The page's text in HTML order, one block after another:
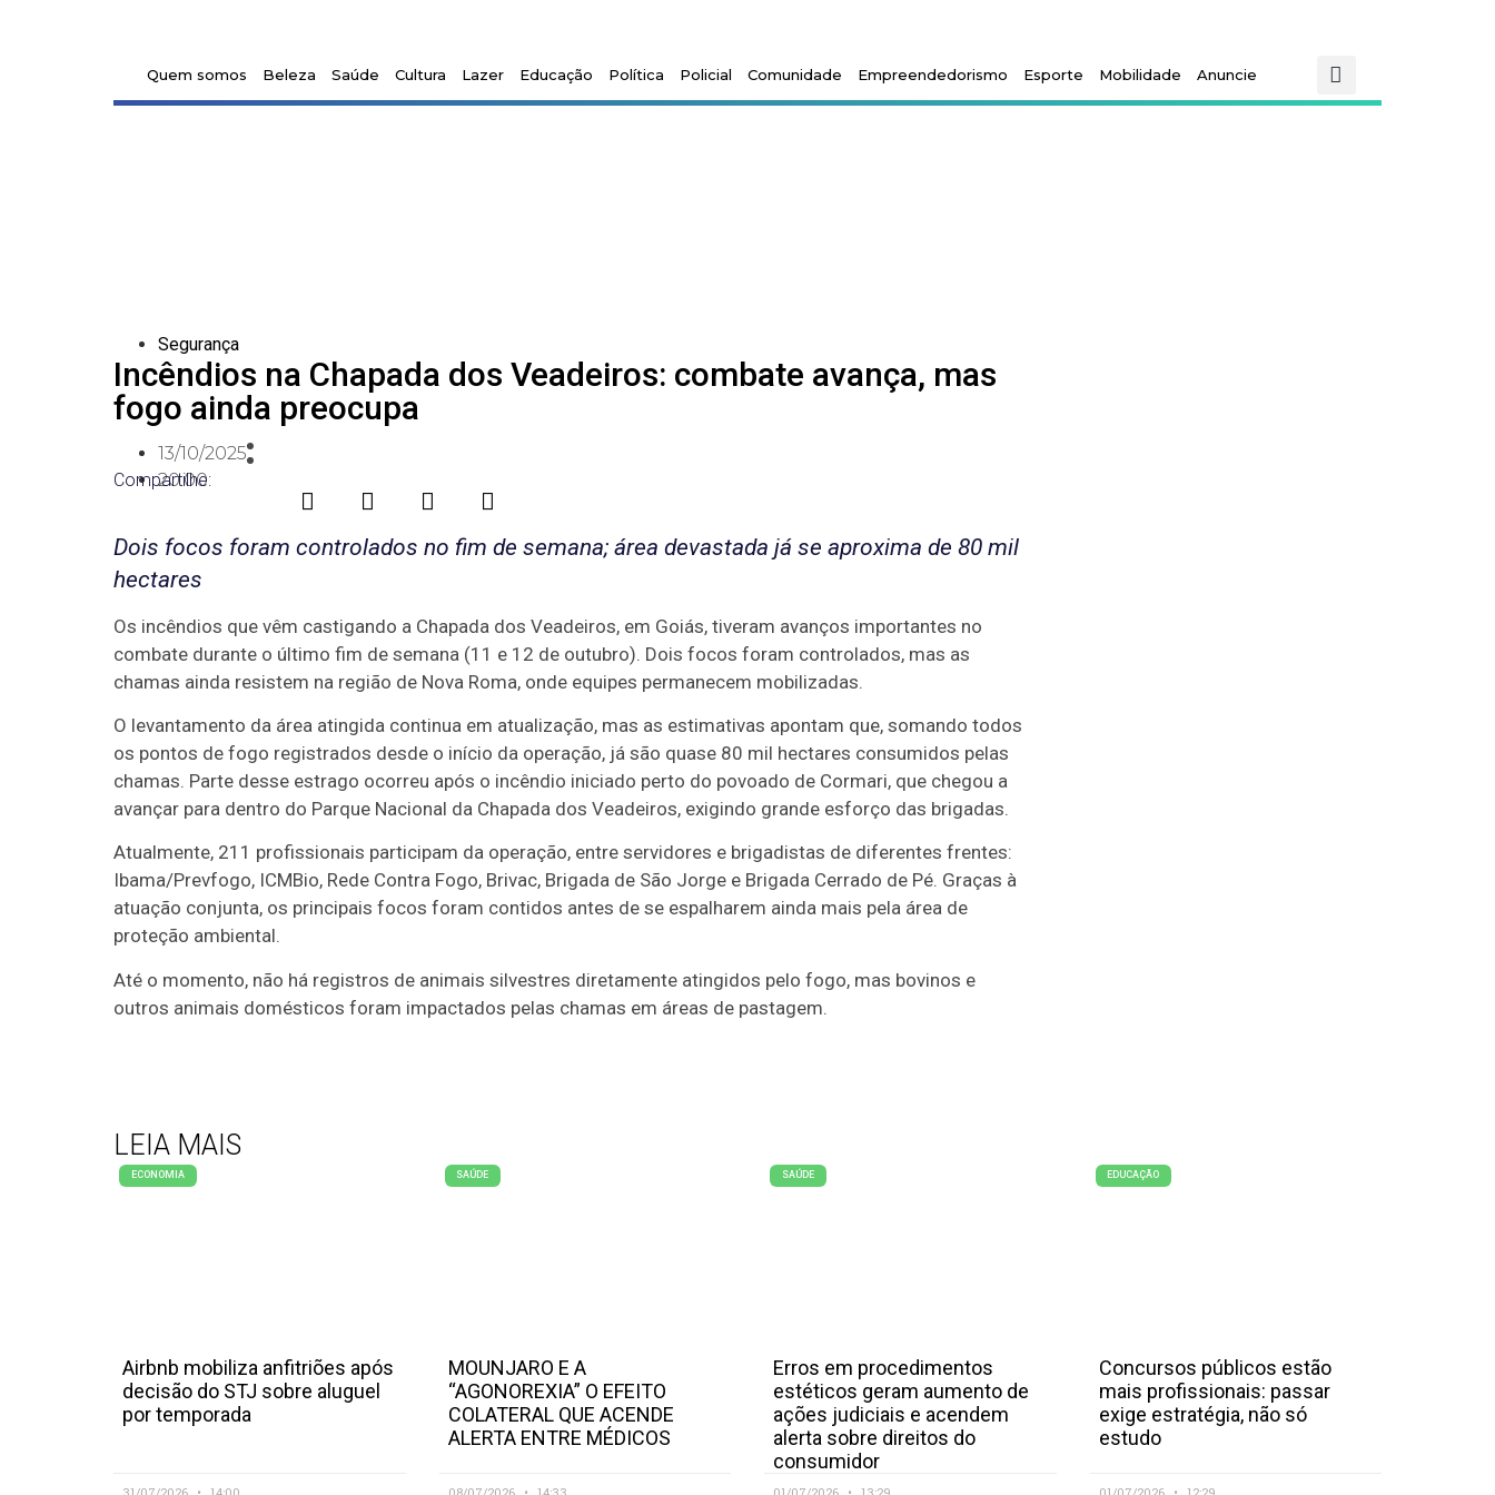
Quem somos Beleza Saúde Cultura Lazer Educação Política Policial Comunidade Empreendedorismo Esporte Mobilidade Anuncie
Segurança
Incêndios na Chapada dos Veadeiros: combate avança, mas
fogo ainda preocupa
13/10/2025
20:00
Compartilhe:
Dois focos foram controlados no fim de semana; área devastada já se aproxima de 80 mil
hectares
Os incêndios que vêm castigando a Chapada dos Veadeiros, em Goiás, tiveram avanços importantes no
combate durante o último fim de semana (11 e 12 de outubro). Dois focos foram controlados, mas as
chamas ainda resistem na região de Nova Roma, onde equipes permanecem mobilizadas.
O levantamento da área atingida continua em atualização, mas as estimativas apontam que, somando todos
os pontos de fogo registrados desde o início da operação, já são quase 80 mil hectares consumidos pelas
chamas. Parte desse estrago ocorreu após o incêndio iniciado perto do povoado de Cormari, que chegou a
avançar para dentro do Parque Nacional da Chapada dos Veadeiros, exigindo grande esforço das brigadas.
Atualmente, 211 profissionais participam da operação, entre servidores e brigadistas de diferentes frentes:
Ibama/Prevfogo, ICMBio, Rede Contra Fogo, Brivac, Brigada de São Jorge e Brigada Cerrado de Pé. Graças à
atuação conjunta, os principais focos foram contidos antes de se espalharem ainda mais pela área de
proteção ambiental.
Até o momento, não há registros de animais silvestres diretamente atingidos pelo fogo, mas bovinos e
outros animais domésticos foram impactados pelas chamas em áreas de pastagem.
LEIA MAIS
ECONOMIA
Airbnb mobiliza anfitriões após
decisão do STJ sobre aluguel
por temporada
SAÚDE
MOUNJARO E A
“AGONOREXIA” O EFEITO
COLATERAL QUE ACENDE
ALERTA ENTRE MÉDICOS
SAÚDE
Erros em procedimentos
estéticos geram aumento de
ações judiciais e acendem
alerta sobre direitos do
consumidor
EDUCAÇÃO
Concursos públicos estão
mais profissionais: passar
exige estratégia, não só
estudo